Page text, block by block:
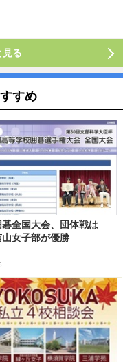
見る
すめ
全国大会、団体戦は
女子部が優勝